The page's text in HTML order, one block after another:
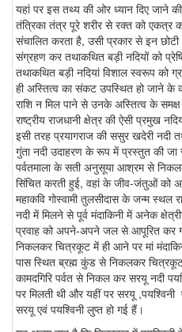
यहां पर इस तथ्य की ओर ध्यान दिए जाने
तंत्रिका तंत्र पूरे शरीर से रक्त को एकत्र
संचालित करता है, उसी प्रकार से इन छोटी
संग्रहण कर तथाकथित बड़ी नदियों को
तथाकथित बड़ी नदियां विशाल स्वरूप को
ही अस्तित्व का संकट उपस्थित हो जाने के
राशि न मिल पाने से उनके अस्तित्व के
राष्ट्रीय राजधानी क्षेत्र की ऐसी प्रमुख
इसी तरह प्रयागराज की ससुर खदेरी नदी
गुंता नदी उदाहरण के रूप में प्रस्तुत की
पर्वतमाला के सती अनुसूया आश्रम से
सिंचित करती हुई, वहां के जीव-जंतुओं को
महाकवि गोस्वामी तुलसीदास के जन्म स्थल
नदी में मिलने से पूर्व मंदाकिनी में अनेक
प्रवाह को अपने-अपने जल से आपूरित कर
निकलकर चित्रकूट में ही आने पर मां
पास स्थित ब्रह्म कुंड से निकलकर चित्रकूट
कामदगिरि पर्वत से निकल कर सरयू नदी
पर मिलती थी और यहीं पर सरयू
सरयू एवं पयश्विनी लुप्त हो गई हैं।